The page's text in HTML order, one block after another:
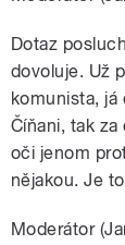
Dotaz
dovoluje. Už
komunista,
Číňani, tak
oči jenom
nějakou. Je
Moderátor